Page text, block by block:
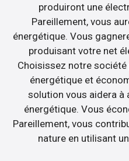
produiront une
Pareillement, vous
énergétique. Vous
produisant votre net
Choisissez notre
énergétique et
solution vous aidera à
énergétique. Vous
Pareillement, vous
nature en utilisant